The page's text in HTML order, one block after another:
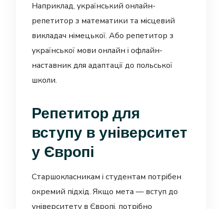
Наприклад, український онлайн-
репетитор з математики та місцевий
викладач німецької. Або репетитор з
української мови онлайн і офлайн-
наставник для адаптації до польської
школи.
Репетитор для
вступу в університет
у Європі
Старшокласникам і студентам потрібен
окремий підхід. Якщо мета — вступ до
університету в Європі, потрібно